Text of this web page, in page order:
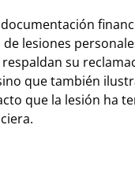
lesiones
su
que también
que la lesión ha